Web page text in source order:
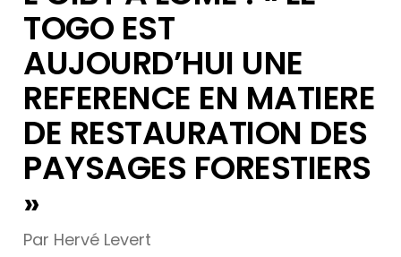
TOGO EST
AUJOURD’HUI UNE
REFERENCE EN MATIERE
DE RESTAURATION DES
PAYSAGES FORESTIERS
»
Par Hervé Levert